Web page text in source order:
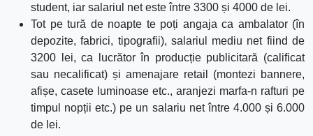
student, iar salariul net este între 3300 și 4000 de lei.
Tot pe tură de noapte te poți angaja ca ambalator (în
depozite, fabrici, tipografii), salariul mediu net fiind de
3200 lei, ca lucrător în producție publicitară (calificat
sau necalificat) și amenajare retail (montezi bannere,
afișe, casete luminoase etc., aranjezi marfa-n rafturi pe
timpul nopții etc.) pe un salariu net între 4.000 și 6.000
de lei.